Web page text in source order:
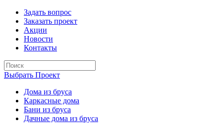
Задать вопрос
Заказать проект
Акции
Новости
Контакты
Выбрать Проект
Дома из бруса
Каркасные дома
Бани из бруса
Дачные дома из бруса